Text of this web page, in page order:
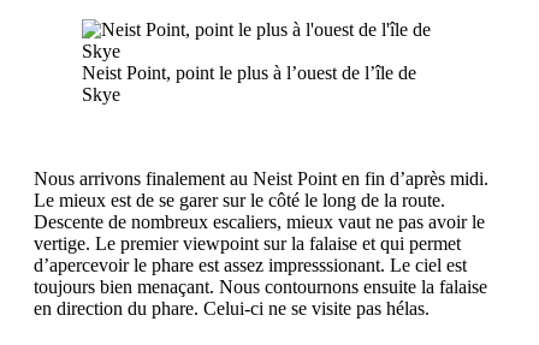
Neist Point, point le plus à l’ouest de l’île de
Skye
Nous arrivons finalement au Neist Point en fin d’après midi.
Le mieux est de se garer sur le côté le long de la route.
Descente de nombreux escaliers, mieux vaut ne pas avoir le
vertige. Le premier viewpoint sur la falaise et qui permet
d’apercevoir le phare est assez impresssionant. Le ciel est
toujours bien menaçant. Nous contournons ensuite la falaise
en direction du phare. Celui-ci ne se visite pas hélas.